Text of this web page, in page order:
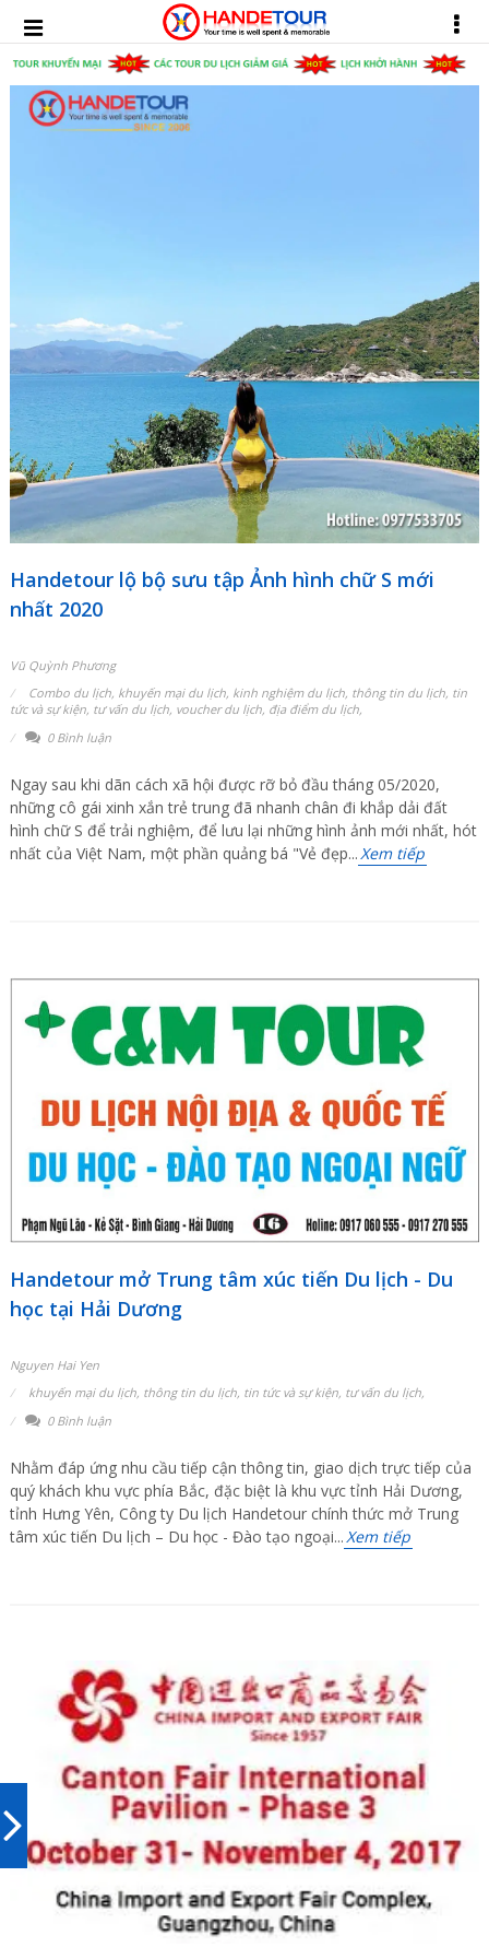
Handetour lộ bộ sưu tập Ảnh hình chữ S mới
nhất 2020
Vũ Quỳnh Phương
Combo du lịch, khuyến mại du lịch, kinh nghiệm du lịch, thông tin du lịch, tin
tức và sự kiện, tư vấn du lịch, voucher du lịch, địa điểm du lịch,
0 Bình luận
Ngay sau khi dãn cách xã hội được rỡ bỏ đầu tháng 05/2020,
những cô gái xinh xắn trẻ trung đã nhanh chân đi khắp dải đất
hình chữ S để trải nghiệm, để lưu lại những hình ảnh mới nhất, hót
nhất của Việt Nam, một phần quảng bá "Vẻ đẹp...Xem tiếp
Handetour mở Trung tâm xúc tiến Du lịch - Du
học tại Hải Dương
Nguyen Hai Yen
khuyến mại du lịch, thông tin du lịch, tin tức và sự kiện, tư vấn du lịch,
0 Bình luận
Nhằm đáp ứng nhu cầu tiếp cận thông tin, giao dịch trực tiếp của
quý khách khu vực phía Bắc, đặc biệt là khu vực tỉnh Hải Dương,
tỉnh Hưng Yên, Công ty Du lịch Handetour chính thức mở Trung
tâm xúc tiến Du lịch – Du học - Đào tạo ngoại...Xem tiếp